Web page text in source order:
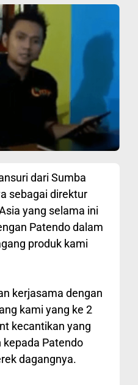
dari Sumba
sebagai direktur
yang selama ini
Patendo dalam
produk kami
kerjasama dengan
kami yang ke 2
kecantikan yang
kepada Patendo
dagangnya.